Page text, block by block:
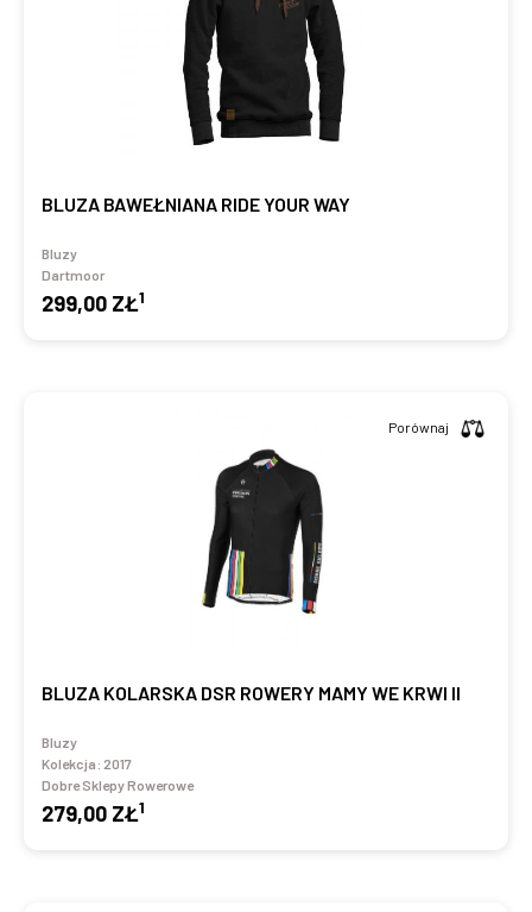
BLUZA BAWEŁNIANA RIDE YOUR WAY
Bluzy
Dartmoor
299,00 ZŁ1
BLUZA KOLARSKA DSR ROWERY MAMY WE KRWI II
Bluzy
Kolekcja: 2017
Dobre Sklepy Rowerowe
279,00 ZŁ1
Porównaj